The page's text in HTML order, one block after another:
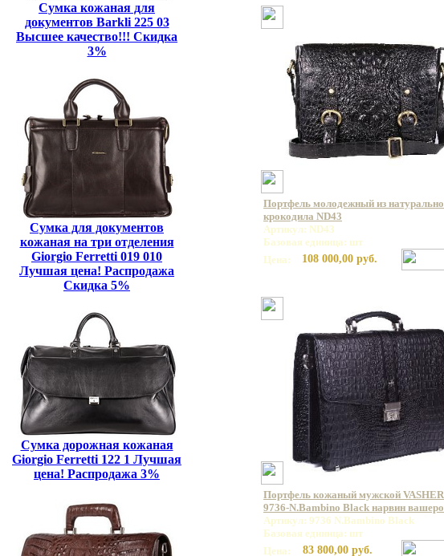
Сумка кожаная для
документов Barkli 225 03
Высшее качество!!! Скидка
3%
Сумка для документов
кожаная на три отделения
Giorgio Ferretti 019 010
Лучшая цена! Распродажа
Скидка 5%
Сумка дорожная кожаная
Giorgio Ferretti 122 1 Лучшая
цена! Распродажа 3%
Портфель молодежный из
крокодила ND43
Артикул: ND43
Базовая единица: шт
Цена:
108 000,00 руб.
Портфель кожаный мужской
9736-N.Bambino Black нарвин
Артикул: 9736 N.Bambino Black
Базовая единица: шт
Цена:
83 800,00 руб.